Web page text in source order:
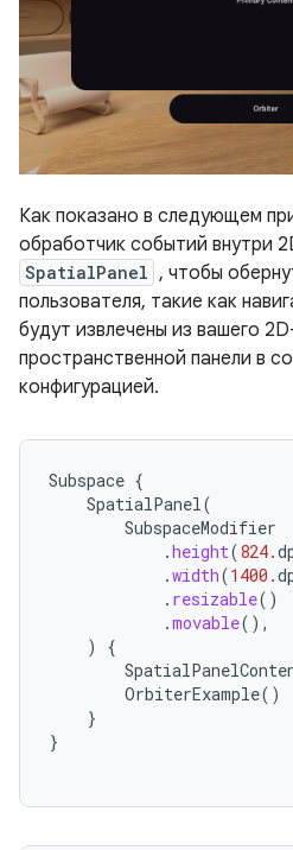
Как показано в следующем
обработчик событий внутри
SpatialPanel , чтобы
пользователя, такие как
будут извлечены из вашего
пространственной панели в
конфигурацией.
Subspace {
SpatialPanel (
SubspaceModifier
.height(824.
.width(1400.
. resizable()
.movable(),
)
{
OrbiterExample()
}
}